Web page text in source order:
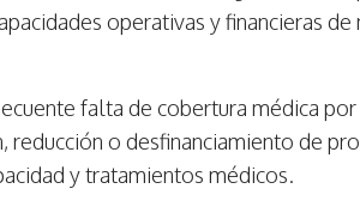
operativas y financieras de
falta de cobertura médica
o desfinanciamiento de
y tratamientos médicos.